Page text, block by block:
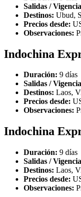
Salidas /
Destinos: Ubud,
Precios desde:
Observaciones:
Indochina
Duración: 9 días
Salidas /
Destinos: Laos,
Precios desde:
Observaciones:
Indochina
Duración: 9 días
Salidas /
Destinos: Laos,
Precios desde:
Observaciones: